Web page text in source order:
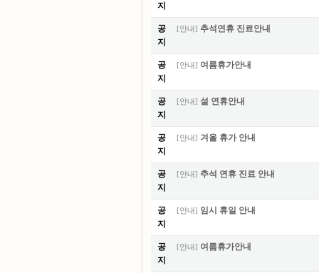
지
공
지
[안내] 추석연휴 진료안내
공
지
[안내] 여름휴가안내
공
지
[안내] 설 연휴안내
공
지
[안내] 겨울 휴가 안내
공
지
[안내] 추석 연휴 진료 안내
공
지
[안내] 임시 휴일 안내
공
지
[안내] 여름휴가안내